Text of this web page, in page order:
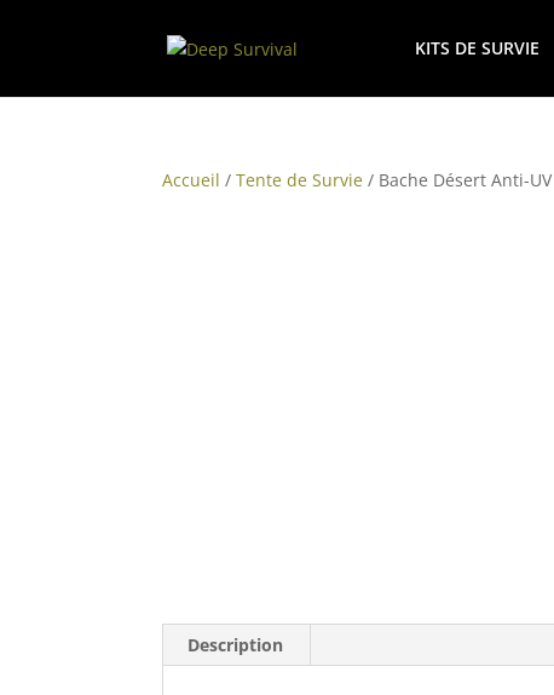
KITS DE SURVIE
Accueil /Tente de Survie / Bache Désert Anti-UV
Description